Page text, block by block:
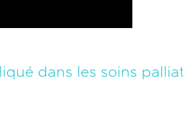
dans les soins